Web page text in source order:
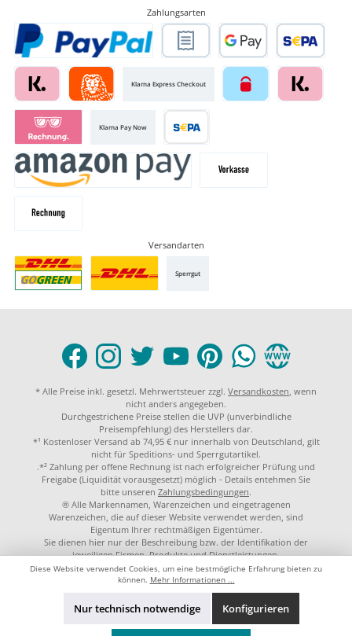
Zahlungsarten
Klarna Express Checkout
Klarna Pay Now
Versandarten
Sperrgut
* Alle Preise inkl. gesetzl. Mehrwertsteuer zzgl. Versandkosten, wenn
nicht anders angegeben.
Durchgestrichene Preise stellen die UVP (unverbindliche
Preisempfehlung) des Herstellers dar.
*¹ Kostenloser Versand ab 74,95 € nur innerhalb von Deutschland, gilt
nicht für Speditions- und Sperrgutartikel.
.*² Zahlung per offene Rechnung ist nach erfolgreicher Prüfung und
Freigabe (Liquidität vorausgesetzt) möglich - Details entehmen Sie
bitte unseren Zahlungsbedingungen.
® Alle Markennamen, Warenzeichen und eingetragenen
Warenzeichen, die auf dieser Website verwendet werden, sind
Eigentum Ihrer rechtmäßigen Eigentümer.
Sie dienen hier nur der Beschreibung bzw. der Identifikation der
jeweiligen Firmen, Produkte und Dienstleistungen.
© 2023 byERH-Shop.de Theme by ThemeWare®
Diese Website verwendet Cookies, um eine bestmögliche Erfahrung bieten zu
können. Mehr Informationen ...
Nur technisch notwendige Konfigurieren